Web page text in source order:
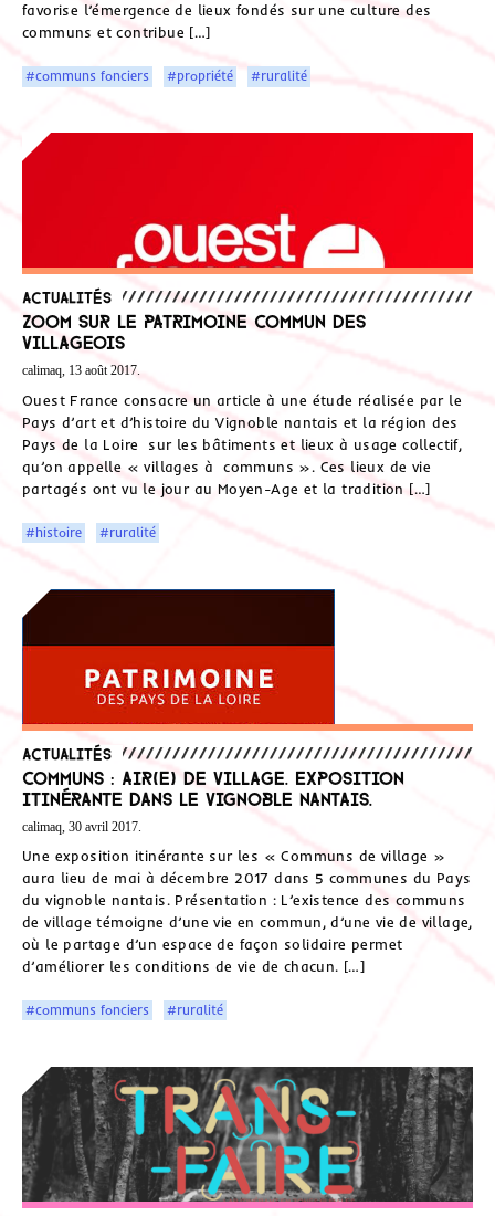
favorise l’émergence de lieux fondés sur une culture des
communs et contribue […]
#communs fonciers #propriété #ruralité
Actualités
Zoom sur le patrimoine commun des
villageois
calimaq, 13 août 2017.
Ouest France consacre un article à une étude réalisée par le
Pays d’art et d’histoire du Vignoble nantais et la région des
Pays de la Loire sur les bâtiments et lieux à usage collectif,
qu’on appelle « villages à communs ». Ces lieux de vie
partagés ont vu le jour au Moyen-Age et la tradition […]
#histoire #ruralité
Actualités
Communs : air(e) de village. Exposition
itinérante dans le vignoble nantais.
calimaq, 30 avril 2017.
Une exposition itinérante sur les « Communs de village »
aura lieu de mai à décembre 2017 dans 5 communes du Pays
du vignoble nantais. Présentation : L’existence des communs
de village témoigne d’une vie en commun, d’une vie de village,
où le partage d’un espace de façon solidaire permet
d’améliorer les conditions de vie de chacun. […]
#communs fonciers #ruralité